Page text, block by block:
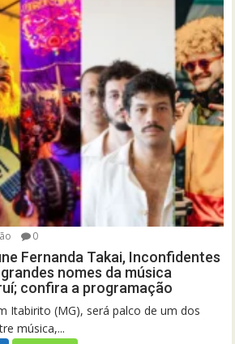
0
Fernanda Takai, Inconfidentes
nomes da música
confira a programação
Itabirito (MG), será palco de um dos
música,...